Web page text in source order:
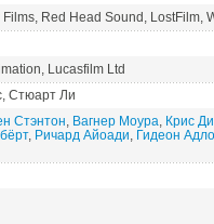
Films, Red Head Sound, LostFilm,
Lucasfilm Ltd
Стюарт Ли
Стэнтон, Вагнер Моура, Крис
, Ричард Айоади, Гидеон